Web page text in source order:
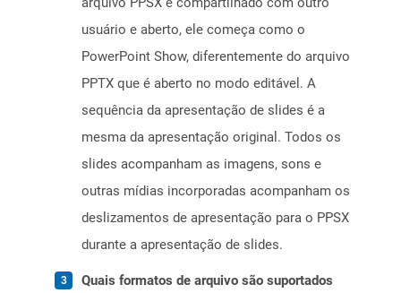
usuário e aberto, ele começa como o
PowerPoint Show, diferentemente do arquivo
PPTX que é aberto no modo editável. A
sequência da apresentação de slides é a
mesma da apresentação original. Todos os
slides acompanham as imagens, sons e
outras mídias incorporadas acompanham os
deslizamentos de apresentação para o PPSX
durante a apresentação de slides.
Quais formatos de arquivo são suportados